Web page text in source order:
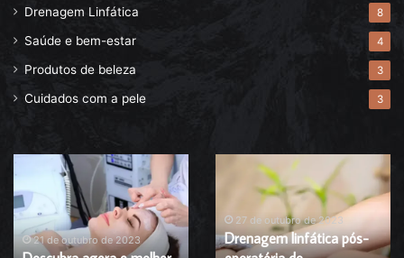
Drenagem Linfática 8
Saúde e bem-estar 4
Produtos de beleza 3
Cuidados com a pele 3
Descubra
o
melhor
esfoliante
21 de outubro de 2023
Drenagem
operatória
de
27 de outubro de 2023
Drenagem linfática pós-